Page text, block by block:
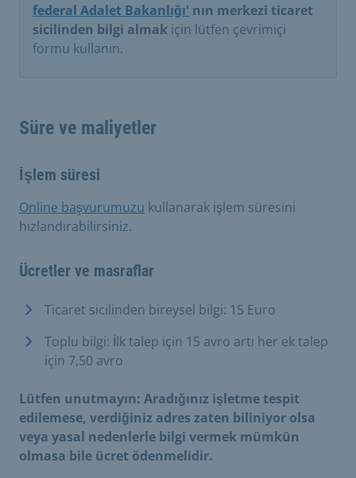
federal Adalet Bakanlığı' nın merkezi ticaret
sicilinden bilgi almak için lütfen çevrimiçi
formu kullanın.
Süre ve maliyetler
İşlem süresi
Online başvurumuzu kullanarak işlem süresini
hızlandırabilirsiniz.
Ücretler ve masraflar
Ticaret sicilinden bireysel bilgi: 15 Euro
Toplu bilgi: İlk talep için 15 avro artı her ek talep
için 7,50 avro
Lütfen unutmayın: Aradığınız işletme tespit
edilemese, verdiğiniz adres zaten biliniyor olsa
veya yasal nedenlerle bilgi vermek mümkün
olmasa bile ücret ödenmelidir.